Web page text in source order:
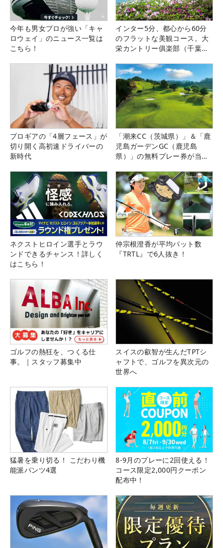
今年も男女プロが強い「キャ
ロウェイ」のニュース一覧は
こちら！
インター5分、都心から60分
のフラットな美観コース。大
栄カントリー俱楽部（千葉
プロギアの「4層フェース」が
切り開く高初速ドライバーの
新時代
「潮来CC（茨城県）」＆「鹿
児島ガーデンGC（鹿児島
県）」の無料プレー券が当た
ネクストヒロイン選手とラウ
ンドできるチャンス！詳しく
はこちら！
仲宗根澄香が平均パット数
『TRTL』で6人抜き！
ゴルフの熱狂を、つくる仕
事。｜スタッフ募集中
スイスの叡智が生んだTPTシ
ャフトで、ゴルフを異次元の
世界へ
猛暑を乗り切る！ こだわり機
能派パンツ4選
8-9月のプレーに2回使える！
コース限定2,000円クーポン
配布中！